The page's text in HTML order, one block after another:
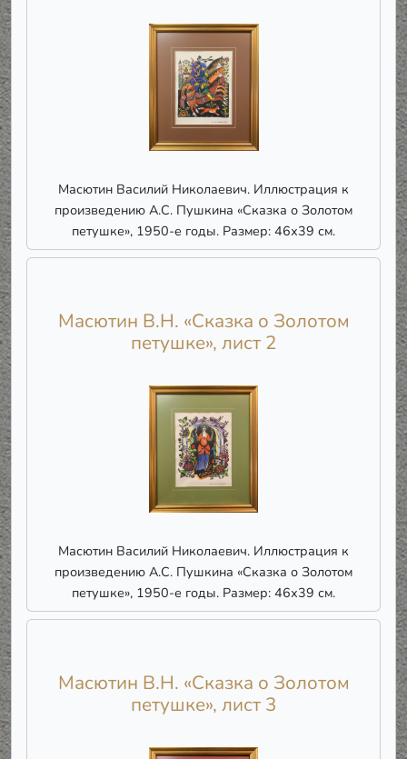
Масютин Василий Николаевич. Иллюстрация к
произведению А.С. Пушкина «Сказка о Золотом
петушке», 1950-е годы. Размер: 46х39 см.
Масютин В.Н. «Сказка о Золотом
петушке», лист 2
Масютин Василий Николаевич. Иллюстрация к
произведению А.С. Пушкина «Сказка о Золотом
петушке», 1950-е годы. Размер: 46х39 см.
Масютин В.Н. «Сказка о Золотом
петушке», лист 3